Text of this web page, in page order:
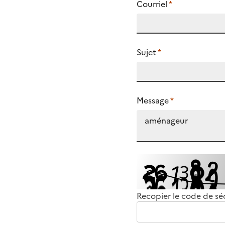
Courriel*
Sujet*
Message*
Recopier le code de